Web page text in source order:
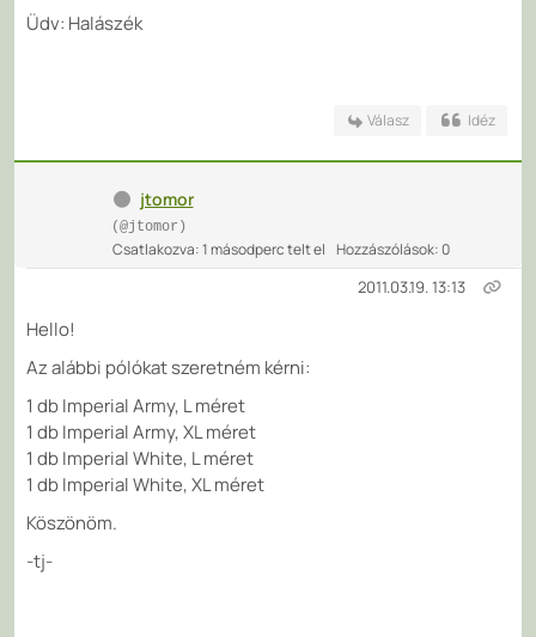
Üdv: Halászék
Válasz Idéz
jtomor
(@jtomor)
Csatlakozva: 1 másodperc telt el Hozzászólások: 0
2011.03.19. 13:13
Hello!
Az alábbi pólókat szeretném kérni:
1 db Imperial Army, L méret
1 db Imperial Army, XL méret
1 db Imperial White, L méret
1 db Imperial White, XL méret
Köszönöm.
-tj-